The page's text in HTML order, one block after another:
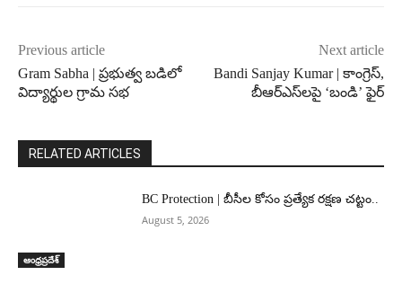
Previous article
Gram Sabha | ప్రభుత్వ బడిలో
విద్యార్థుల గ్రామ సభ
Next article
Bandi Sanjay Kumar | కాంగ్రెస్,
బీఆర్ఎస్‌లపై ‘బండి’ ఫైర్
RELATED ARTICLES
ఆంధ్రప్రదేశ్
BC Protection | బీసీల కోసం ప్రత్యేక రక్షణ చట్టం..
August 5, 2026